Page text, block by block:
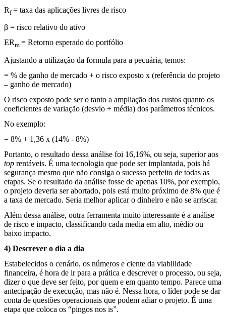
Rf= taxa das aplicações livres de risco
β = risco relativo do ativo
ERm = Retorno esperado do portfólio
Ajustando a utilização da formula para a pecuária, temos:
= % de ganho de mercado + o risco exposto x (referência do projeto
– ganho de mercado)
O risco exposto pode ser o tanto a ampliação dos custos quanto os
coeficientes de variação (desvio ÷ média) dos parâmetros técnicos.
No exemplo:
= 8% + 1,36 x (14% - 8%)
Portanto, o resultado dessa análise foi 16,16%, ou seja, superior aos
top rentáveis. É uma tecnologia que pode ser implantada, pois há
segurança mesmo que não consiga o sucesso perfeito de todas as
etapas. Se o resultado da análise fosse de apenas 10%, por exemplo,
o projeto deveria ser abortado, pois está muito próximo de 8% que é
a taxa de mercado. Seria melhor aplicar o dinheiro e não se arriscar.
Além dessa análise, outra ferramenta muito interessante é a análise
de risco e impacto, classificando cada media em alto, médio ou
baixo impacto.
4) Descrever o dia a dia
Estabelecidos o cenário, os números e ciente da viabilidade
financeira, é hora de ir para a prática e descrever o processo, ou seja,
dizer o que deve ser feito, por quem e em quanto tempo. Parece uma
antecipação de execução, mas não é. Nessa hora, o líder pode se dar
conta de questões operacionais que podem adiar o projeto. É uma
etapa que coloca os “pingos nos is”.